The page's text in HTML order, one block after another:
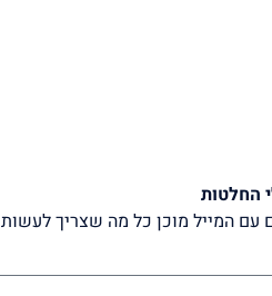
החלטות
המייל מוכן כל מה שצריך